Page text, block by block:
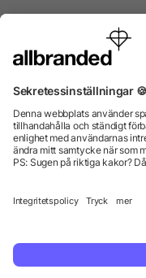
enbart till
©